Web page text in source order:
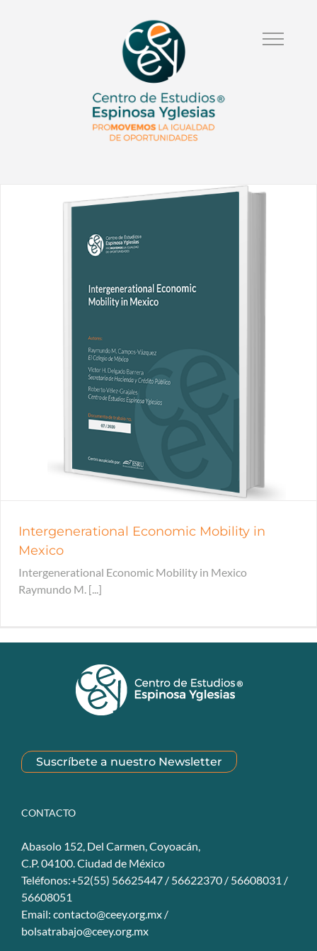
Intergenerational Economic Mobility in
Mexico
Intergenerational Economic Mobility in Mexico
Raymundo M. [...]
Suscríbete a nuestro Newsletter
CONTACTO
Abasolo 152, Del Carmen, Coyoacán,
C.P. 04100. Ciudad de México
Teléfonos:+52(55) 56625447 / 56622370 / 56608031 /
56608051
Email: contacto@ceey.org.mx /
bolsatrabajo@ceey.org.mx